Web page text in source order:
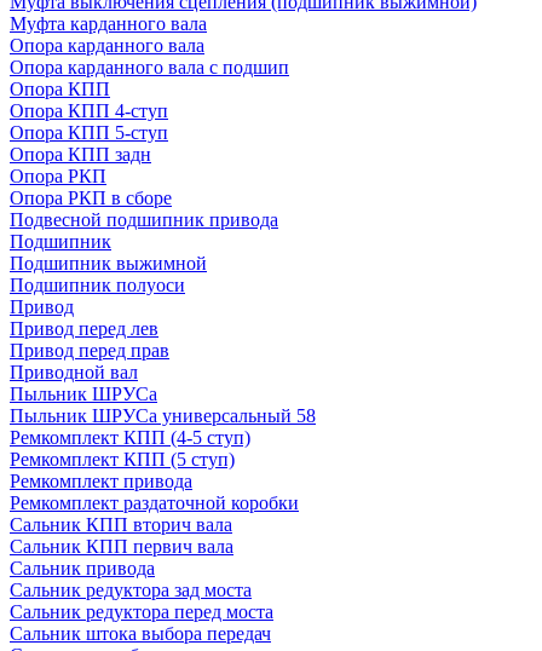
Муфта карданного вала
Опора карданного вала
Опора карданного вала с подшип
Опора КПП
Опора КПП 4-ступ
Опора КПП 5-ступ
Опора КПП задн
Опора РКП
Опора РКП в сборе
Подвесной подшипник привода
Подшипник
Подшипник выжимной
Подшипник полуоси
Привод
Привод перед лев
Привод перед прав
Приводной вал
Пыльник ШРУСа
Пыльник ШРУСа универсальный 58
Ремкомплект КПП (4-5 ступ)
Ремкомплект КПП (5 ступ)
Ремкомплект привода
Ремкомплект раздаточной коробки
Сальник КПП вторич вала
Сальник КПП первич вала
Сальник привода
Сальник редуктора зад моста
Сальник редуктора перед моста
Сальник штока выбора передач